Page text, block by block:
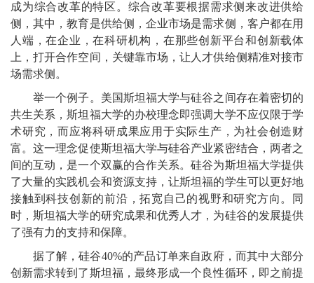
成为综合改革的特区。综合改革要根据需求侧来改进供给
侧，其中，教育是供给侧，企业市场是需求侧，客户都在用
人端，在企业，在科研机构，在那些创新平台和创新载体
上，打开合作空间，关键靠市场，让人才供给侧精准对接市
场需求侧。
举一个例子。美国斯坦福大学与硅谷之间存在着密切的
共生关系，斯坦福大学的办校理念即强调大学不应仅限于学
术研究，而应将科研成果应用于实际生产，为社会创造财
富。这一理念促使斯坦福大学与硅谷产业紧密结合，两者之
间的互动，是一个双赢的合作关系。硅谷为斯坦福大学提供
了大量的实践机会和资源支持，让斯坦福的学生可以更好地
接触到科技创新的前沿，拓宽自己的视野和研究方向。同
时，斯坦福大学的研究成果和优秀人才，为硅谷的发展提供
了强有力的支持和保障。
据了解，硅谷40%的产品订单来自政府，而其中大部分
创新需求转到了斯坦福，最终形成一个良性循环，即之前提